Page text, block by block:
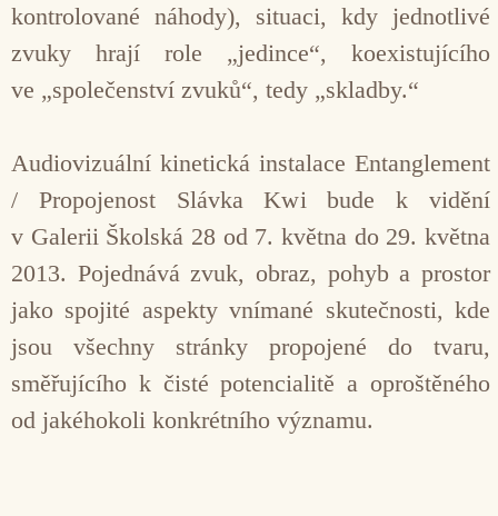
kontrolované náhody), situaci, kdy jednotlivé
zvuky hrají role „jedince“, koexistujícího
ve „společenství zvuků“, tedy „skladby.“
Audiovizuální kinetická instalace Entanglement
/ Propojenost Slávka Kwi bude k vidění
v Galerii Škol­ská 28 od 7. května do 29. května
2013. Pojednává zvuk, obraz, pohyb a prostor
jako spojité aspekty vnímané skutečnosti, kde
jsou všechny stránky propojené do tvaru,
směřujícího k čisté potencialitě a oproštěného
od jakéhokoli konkrétního významu.